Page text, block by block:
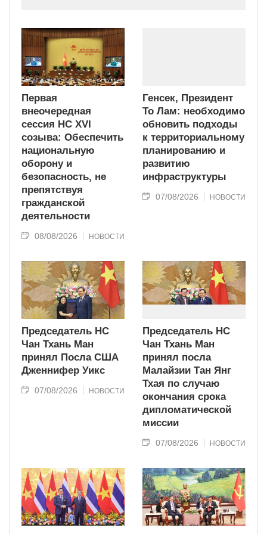
Первая
внеочередная
сессия НС XVI
созыва: Обеспечить
национальную
оборону и
безопасность, не
препятствуя
гражданской
деятельности
08/08/2026 НОВОСТИ
Генсек, Президент
То Лам: необходимо
обновить подходы
к территориальному
планированию и
развитию
инфраструктуры
07/08/2026 НОВОСТИ
Председатель НС
Чан Тхань Ман
принял Посла США
Дженнифер Уикс
07/08/2026 НОВОСТИ
Председатель НС
Чан Тхань Ман
принял посла
Малайзии Тан Янг
Тхая по случаю
окончания срока
дипломатической
миссии
07/08/2026 НОВОСТИ